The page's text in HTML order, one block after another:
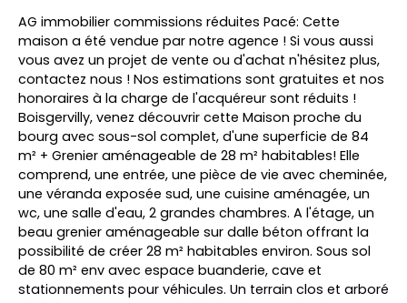
AG immobilier commissions réduites Pacé: Cette
maison a été vendue par notre agence ! Si vous aussi
vous avez un projet de vente ou d'achat n'hésitez plus,
contactez nous ! Nos estimations sont gratuites et nos
honoraires à la charge de l'acquéreur sont réduits !
Boisgervilly, venez découvrir cette Maison proche du
bourg avec sous-sol complet, d'une superficie de 84
m² + Grenier aménageable de 28 m² habitables! Elle
comprend, une entrée, une pièce de vie avec cheminée,
une véranda exposée sud, une cuisine aménagée, un
wc, une salle d'eau, 2 grandes chambres. A l'étage, un
beau grenier aménageable sur dalle béton offrant la
possibilité de créer 28 m² habitables environ. Sous sol
de 80 m² env avec espace buanderie, cave et
stationnements pour véhicules. Un terrain clos et arboré